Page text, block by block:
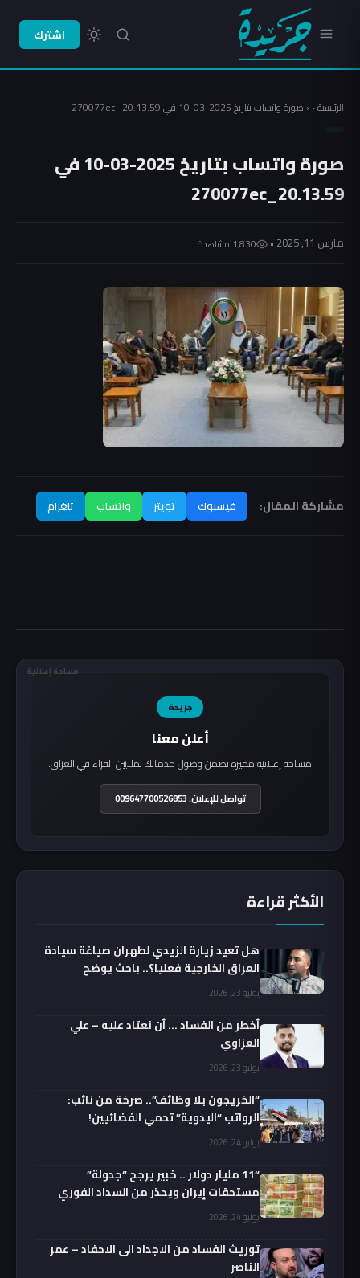
اشترك
الرئيسية‹
‹ صورة واتساب بتاريخ 2025-03-10 في 20.13.59_270077ec
صورة واتساب بتاريخ 2025-03-10 في
20.13.59_270077ec
مارس 11, 2025 • 1٬830 مشاهدة
مشاركة المقال: فيسبوك تويتر واتساب تلغرام
مساحة إعلانية
جريدة
أعلن معنا
مساحة إعلانية مميزة تضمن وصول خدماتك لملايين القراء في العراق.
تواصل للإعلان: 009647700526853
الأكثر قراءة
هل تعيد زيارة الزيدي لطهران صياغة سيادة
العراق الخارجية فعليا؟.. باحث يوضح
يوليو 23, 2026
أخطر من الفساد … أن نعتاد عليه – علي
العزاوي
يوليو 23, 2026
“الخريجون بلا وظائف”.. صرخة من نائب:
الرواتب “اليدوية” تحمي الفضائيين!
يوليو 24, 2026
“11 مليار دولار .. خبير يرجح “جدولة”
مستحقات إيران ويحذر من السداد الفوري
يوليو 24, 2026
توريث الفساد من الاجداد الى الاحفاد – عمر
الناصر